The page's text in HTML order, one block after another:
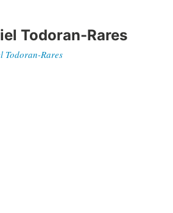
Todoran-Rares
Todoran-Rares